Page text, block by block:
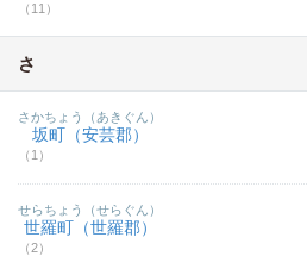
（11）
さ
坂町（安芸郡）
（1）
さかちょう（あきぐん）
世羅町（世羅郡）
（2）
せらちょう（せらぐん）